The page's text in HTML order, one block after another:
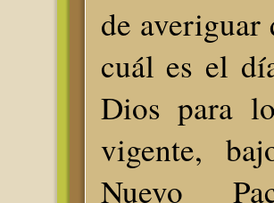
de averiguar
cuál es el
Dios para
vigente,
Nuevo